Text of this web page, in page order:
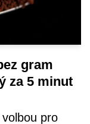
gram
za 5 minut
pro